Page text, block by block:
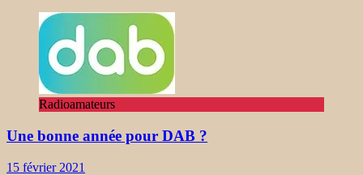
Radioamateurs
Une bonne année pour DAB ?
15 février 2021